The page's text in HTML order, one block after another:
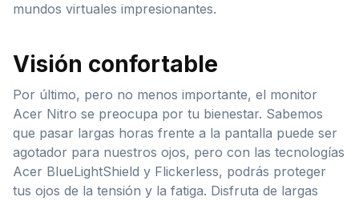
mundos virtuales impresionantes.
Visión confortable
Por último, pero no menos importante, el monitor
Acer Nitro se preocupa por tu bienestar. Sabemos
que pasar largas horas frente a la pantalla puede ser
agotador para nuestros ojos, pero con las tecnologías
Acer BlueLightShield y Flickerless, podrás proteger
tus ojos de la tensión y la fatiga. Disfruta de largas